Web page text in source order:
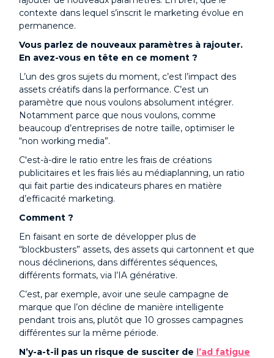
contexte dans lequel s’inscrit le marketing évolue en
permanence.
Vous parlez de nouveaux paramètres à rajouter.
En avez-vous en tête en ce moment ?
L’un des gros sujets du moment, c’est l’impact des
assets créatifs dans la performance. C’est un
paramètre que nous voulons absolument intégrer.
Notamment parce que nous voulons, comme
beaucoup d’entreprises de notre taille, optimiser le
“non working media”.
C'est-à-dire le ratio entre les frais de créations
publicitaires et les frais liés au médiaplanning, un ratio
qui fait partie des indicateurs phares en matière
d’efficacité marketing.
Comment ?
En faisant en sorte de développer plus de
“blockbusters” assets, des assets qui cartonnent et que
nous déclinerions, dans différentes séquences,
différents formats, via l’IA générative.
C’est, par exemple, avoir une seule campagne de
marque que l’on décline de manière intelligente
pendant trois ans, plutôt que 10 grosses campagnes
différentes sur la même période.
N’y-a-t-il pas un risque de susciter de l’ad fatigue